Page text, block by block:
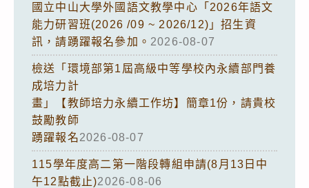
國立中山大學外國語文教學中心「2026年語文
能力研習班(2026 /09 ~ 2026/12)」招生資
訊，請踴躍報名參加。 2026-08-07
檢送「環境部第1屆高級中等學校內永續部門養
成培力計
畫」【教師培力永續工作坊】簡章1份，請貴校
鼓勵教師
踴躍報名2026-08-07
115學年度高二第一階段轉組申請(8月13日中
午12點截止)2026-08-06